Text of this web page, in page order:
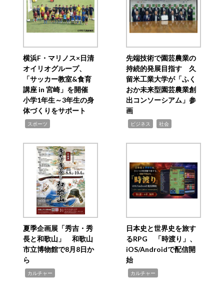
横浜F・マリノス×日清
オイリオグループ、
「サッカー教室&食育
講座 in 宮崎」を開催
小学1年生～3年生の身
体づくりをサポート
スポーツ
先端技術で園芸農業の
持続的発展目指す 久
留米工業大学が「ふく
おか未来型園芸農業創
出コンソーシアム」参
画
ビジネス 社会
夏季企画展「秀吉・秀
長と和歌山」 和歌山
市立博物館で8月8日か
ら
カルチャー
日本史と世界史を旅す
るRPG 「時渡り」、
iOS/Androidで配信開
始
カルチャー